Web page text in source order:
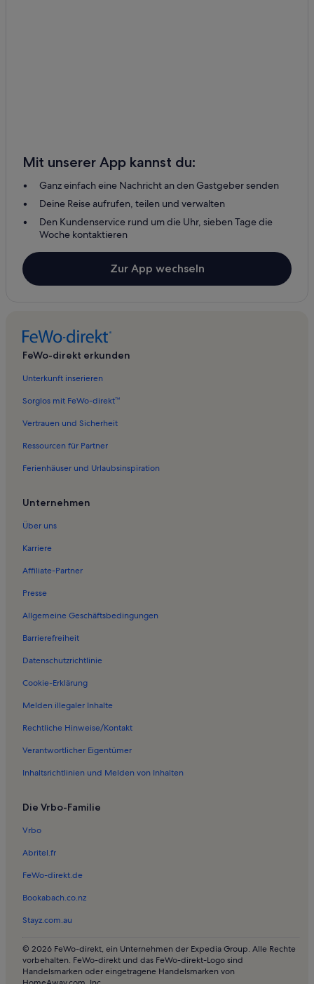
Mit unserer App kannst du:
Ganz einfach eine Nachricht an den Gastgeber senden
Deine Reise aufrufen, teilen und verwalten
Den Kundenservice rund um die Uhr, sieben Tage die
Woche kontaktieren
Zur App wechseln
FeWo-direkt erkunden
Unterkunft inserieren
Sorglos mit FeWo-direkt™
Vertrauen und Sicherheit
Ressourcen für Partner
Ferienhäuser und Urlaubsinspiration
Unternehmen
Über uns
Karriere
Affiliate-Partner
Presse
Allgemeine Geschäftsbedingungen
Barrierefreiheit
Datenschutzrichtlinie
Cookie-Erklärung
Melden illegaler Inhalte
Rechtliche Hinweise/Kontakt
Verantwortlicher Eigentümer
Inhaltsrichtlinien und Melden von Inhalten
Die Vrbo-Familie
Vrbo
Abritel.fr
FeWo-direkt.de
Bookabach.co.nz
Stayz.com.au
© 2026 FeWo-direkt, ein Unternehmen der Expedia Group. Alle Rechte
vorbehalten. FeWo-direkt und das FeWo-direkt-Logo sind
Handelsmarken oder eingetragene Handelsmarken von